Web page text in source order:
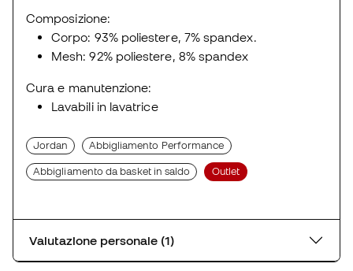
Composizione:
Corpo: 93% poliestere, 7% spandex.
Mesh: 92% poliestere, 8% spandex
Cura e manutenzione:
Lavabili in lavatrice
Jordan Abbigliamento Performance
Abbigliamento da basket in saldo Outlet
Valutazione personale (1)